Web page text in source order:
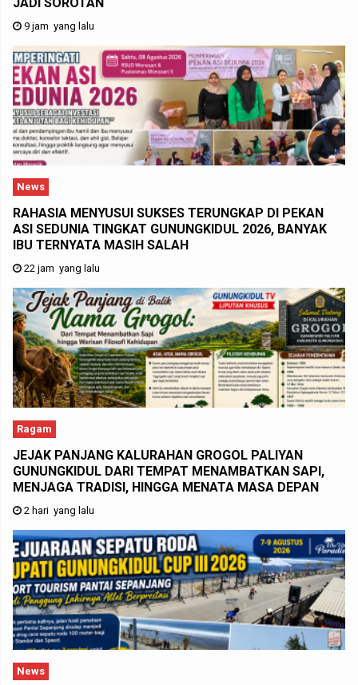
9 jam yang lalu
News
RAHASIA MENYUSUI SUKSES TERUNGKAP DI PEKAN
ASI SEDUNIA TINGKAT GUNUNGKIDUL 2026, BANYAK
IBU TERNYATA MASIH SALAH
22 jam yang lalu
Ragam
JEJAK PANJANG KALURAHAN GROGOL PALIYAN
GUNUNGKIDUL DARI TEMPAT MENAMBATKAN SAPI,
MENJAGA TRADISI, HINGGA MENATA MASA DEPAN
2 hari yang lalu
News